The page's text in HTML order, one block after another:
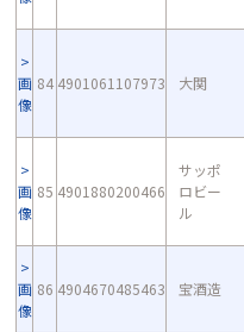
画
像
84 4901061107973 大関
画
像
85 4901880200466
サッポ
ロビー
ル
画
像
86 4904670485463 宝酒造